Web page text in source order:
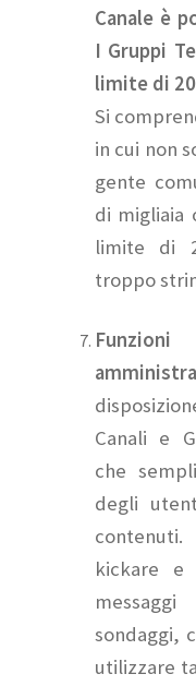
Canale è
I Gruppi
limite di
Si
in cui non
gente
di migliaia
limite di
troppo
Canali e
che
degli
contenuti.
kickare e
sondaggi,
utilizzare